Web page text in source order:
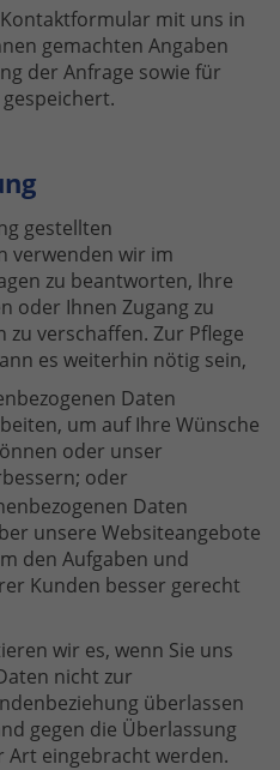
mit uns in
gemachten Angaben
der Anfrage sowie für
gestellten
verwenden wir im
zu beantworten, Ihre
oder Ihnen Zugang zu
verschaffen. Zur Pflege
es weiterhin nötig sein,
Daten
um auf Ihre Wünsche
oder unser
oder
Daten
unsere Websiteangebote
den Aufgaben und
Kunden besser gerecht
wir es, wenn Sie uns
nicht zur
überlassen
gegen die Überlassung
Art eingebracht werden.